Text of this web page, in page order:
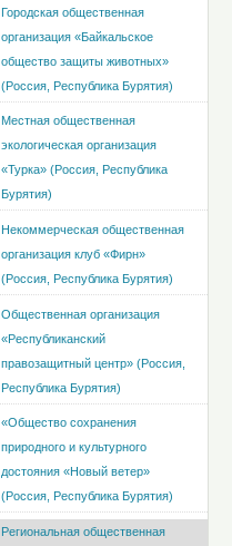
Городская общественная
организация «Байкальское
общество защиты животных»
(Россия, Республика Бурятия)
Местная общественная
экологическая организация
«Турка» (Россия, Республика
Бурятия)
Некоммерческая общественная
организация клуб «Фирн»
(Россия, Республика Бурятия)
Общественная организация
«Республиканский
правозащитный центр» (Россия,
Республика Бурятия)
«Общество сохранения
природного и культурного
достояния «Новый ветер»
(Россия, Республика Бурятия)
Региональная общественная